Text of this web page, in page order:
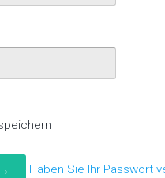
Haben Sie Ihr Passwort